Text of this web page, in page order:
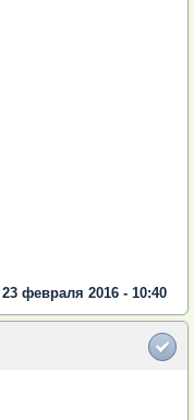
февраля 2016 - 10:40